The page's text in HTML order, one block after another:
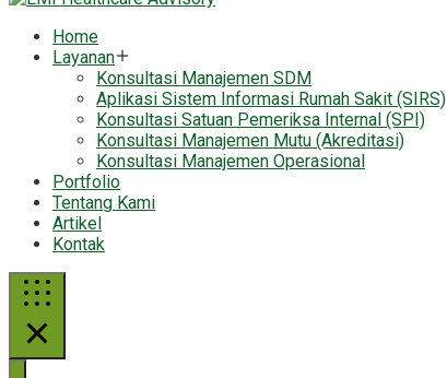
Home
Layanan
Konsultasi Manajemen SDM
Aplikasi Sistem Informasi Rumah Sakit (SIRS)
Konsultasi Satuan Pemeriksa Internal (SPI)
Konsultasi Manajemen Mutu (Akreditasi)
Konsultasi Manajemen Operasional
Portfolio
Tentang Kami
Artikel
Kontak